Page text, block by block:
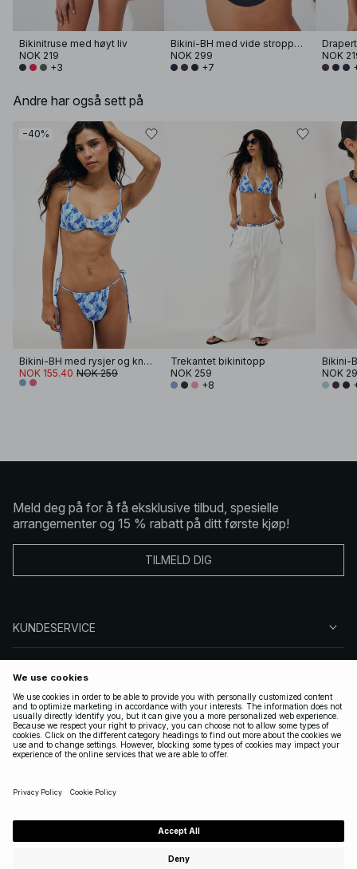
Bikinitruse med høyt liv
NOK 219
+3
Bikini-BH med vide stropper og drapering
NOK 299
+7
NOK
Andre har også sett på
−40%
Bikini-BH med rysjer og knyting i skulderen
NOK 155.40 NOK 259
Trekantet bikinitopp
NOK 259
+8
NOK
Meld deg på for å få eksklusive tilbud, spesielle
arrangementer og 15 % rabatt på ditt første kjøp!
TILMELD DIG
KUNDESERVICE
FØLG OSS
LOVLIG